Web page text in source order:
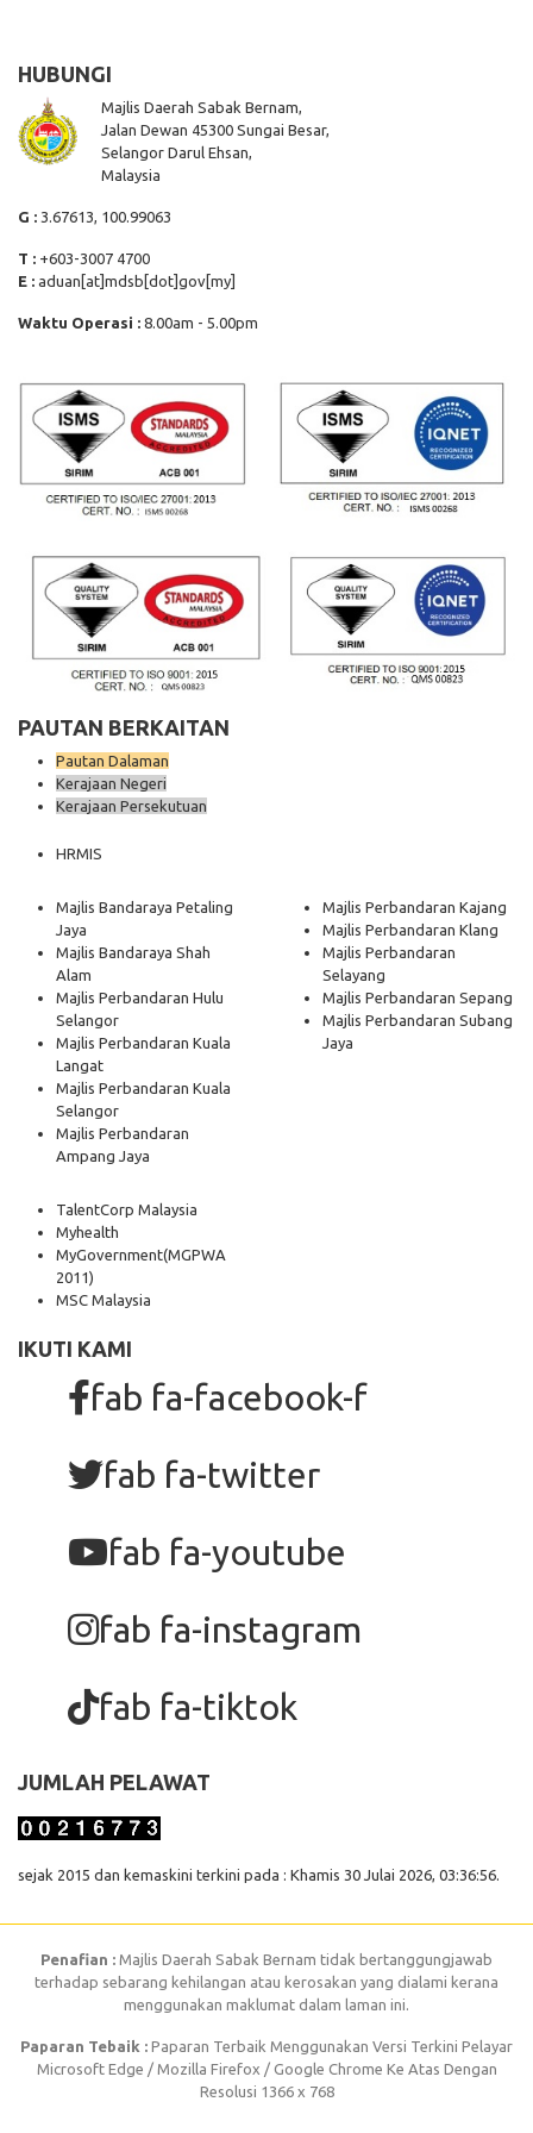
HUBUNGI
Majlis Daerah Sabak Bernam,
Jalan Dewan 45300 Sungai Besar,
Selangor Darul Ehsan,
Malaysia
G : 3.67613, 100.99063
T : +603-3007 4700
E : aduan[at]mdsb[dot]gov[my]
Waktu Operasi : 8.00am - 5.00pm
PAUTAN BERKAITAN
Pautan Dalaman
Kerajaan Negeri
Kerajaan Persekutuan
HRMIS
Majlis Bandaraya Petaling
Jaya
Majlis Bandaraya Shah
Alam
Majlis Perbandaran Hulu
Selangor
Majlis Perbandaran Kuala
Langat
Majlis Perbandaran Kuala
Selangor
Majlis Perbandaran
Ampang Jaya
Majlis Perbandaran Kajang
Majlis Perbandaran Klang
Majlis Perbandaran
Selayang
Majlis Perbandaran Sepang
Majlis Perbandaran Subang
Jaya
TalentCorp Malaysia
Myhealth
MyGovernment(MGPWA
2011)
MSC Malaysia
IKUTI KAMI
fab fa-facebook-f
fab fa-twitter
fab fa-youtube
fab fa-instagram
fab fa-tiktok
JUMLAH PELAWAT
sejak 2015 dan kemaskini terkini pada : Khamis 30 Julai 2026, 03:36:56.
Penafian : Majlis Daerah Sabak Bernam tidak bertanggungjawab
terhadap sebarang kehilangan atau kerosakan yang dialami kerana
menggunakan maklumat dalam laman ini.
Paparan Tebaik : Paparan Terbaik Menggunakan Versi Terkini Pelayar
Microsoft Edge / Mozilla Firefox / Google Chrome Ke Atas Dengan
Resolusi 1366 x 768